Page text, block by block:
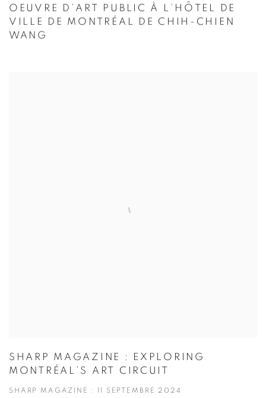
OEUVRE D’ART PUBLIC À L’HÔTEL DE
VILLE DE MONTRÉAL DE CHIH-CHIEN
WANG
SHARP MAGAZINE : EXPLORING
MONTRÉAL’S ART CIRCUIT
SHARP MAGAZINE : 11 SEPTEMBRE 2024